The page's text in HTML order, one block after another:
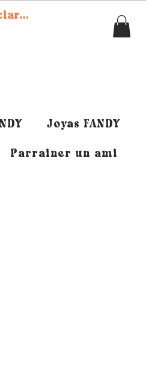
sesión
Joyas FANDY
Parrainer un ami